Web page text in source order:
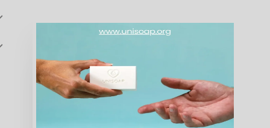
Retour
Bouchons Liege Recyclable
Créations des artisan(e)s
Retour
Flyers A disposition